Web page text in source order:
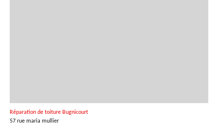
Réparation de toiture Bugnicourt
57 rue maria mullier